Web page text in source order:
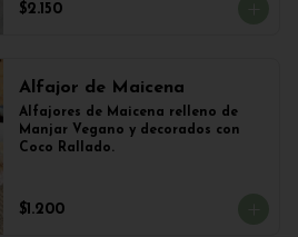
$2.150
Alfajor de Maicena
Alfajores de Maicena relleno de
Manjar Vegano y decorados con
Coco Rallado.
$1.200